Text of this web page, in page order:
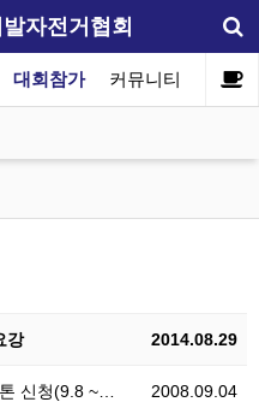
자전거협회
대회참가 커뮤니티
2014.08.29
강
2008.09.04
신청(9.8 ~…